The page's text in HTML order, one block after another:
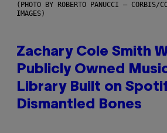
(PHOTO BY ROBERTO PANUCCI – CORBIS/
IMAGES)
Zachary Cole Smith
Publicly Owned
Library Built on
Dismantled Bones